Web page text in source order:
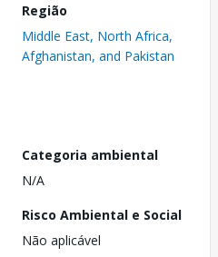
Região
Middle East, North Africa,
Afghanistan, and Pakistan
Categoria ambiental
N/A
Risco Ambiental e Social
Não aplicável